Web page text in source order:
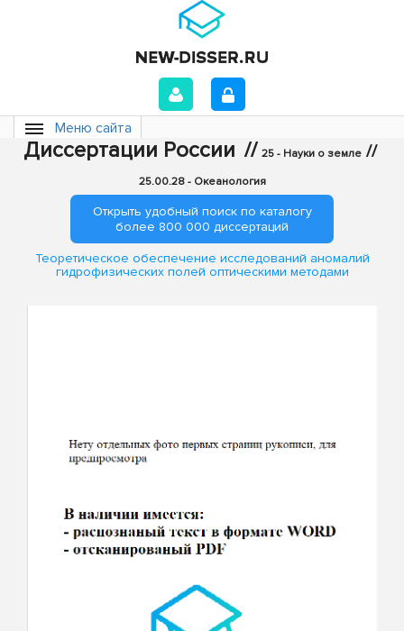
Меню сайта
Диссертации России // 25 - Науки о земле //
25.00.28 - Океанология
Открыть удобный поиск по каталогу
более 800 000 диссертаций
Теоретическое обеспечение исследований аномалий
гидрофизических полей оптическими методами